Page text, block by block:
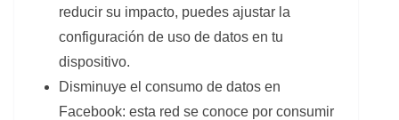
reducir su impacto, puedes ajustar la
configuración de uso de datos en tu
dispositivo.
Disminuye el consumo de datos en
Facebook: esta red se conoce por consumir